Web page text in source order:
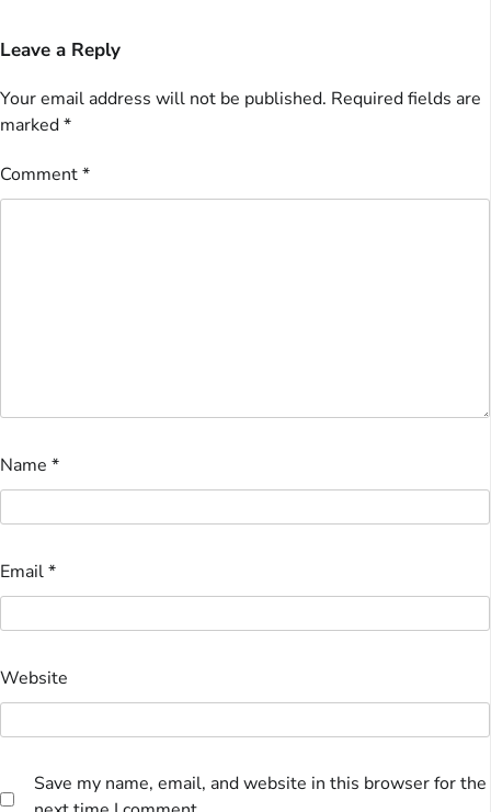
Leave a Reply
Your email address will not be published. Required fields are
marked*
Comment*
Name *
Email*
Website
Save my name, email, and website in this browser for the